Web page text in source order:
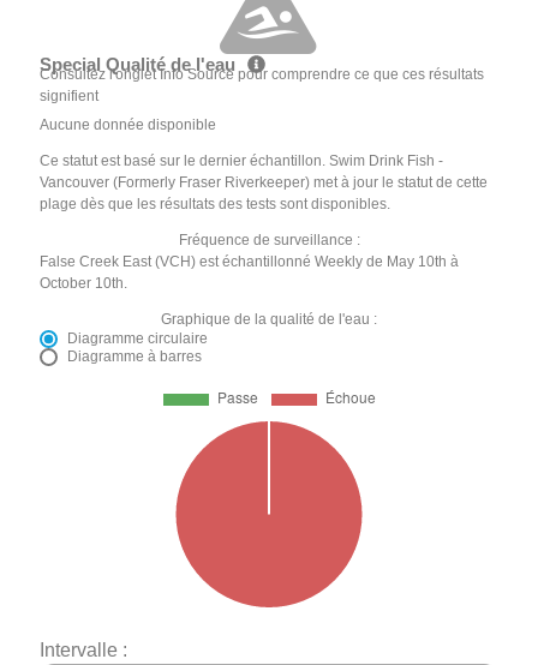
Special Qualité de l'eau
Consultez l'onglet Info Source pour comprendre ce que ces résultats
signifient
Aucune donnée disponible
Ce statut est basé sur le dernier échantillon. Swim Drink Fish -
Vancouver (Formerly Fraser Riverkeeper) met à jour le statut de cette
plage dès que les résultats des tests sont disponibles.
Fréquence de surveillance :
False Creek East (VCH) est échantillonné Weekly de May 10th à
October 10th.
Graphique de la qualité de l'eau :
Diagramme circulaire
Diagramme à barres
Intervalle :